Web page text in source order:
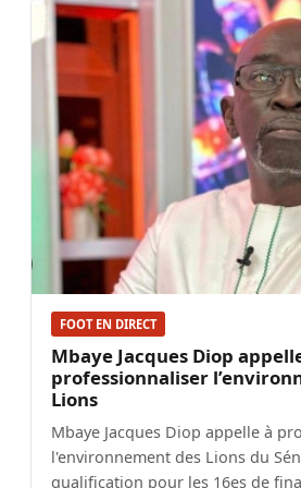
FOOT EN DIRECT
Mbaye Jacques Diop
professionnaliser
Lions
Mbaye Jacques Diop appelle à
l'environnement des Lions du
qualification pour les 16es de